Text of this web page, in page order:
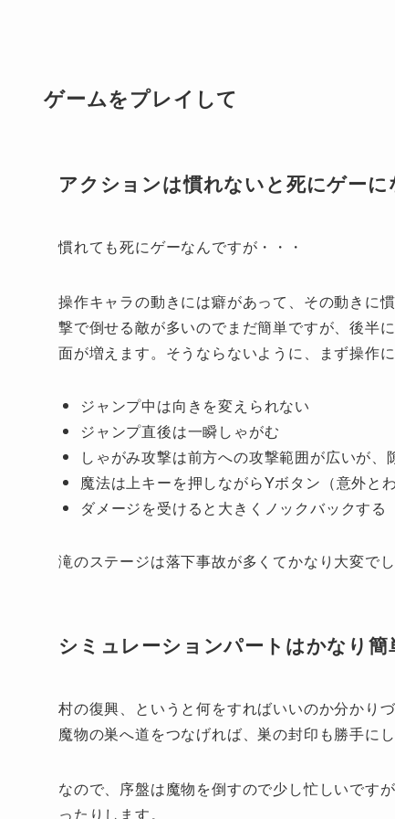
ゲームをプレイして
アクションは慣れないと死にゲーに
慣れても死にゲーなんですが・・・
操作キャラの動きには癖があって、その動きに
撃で倒せる敵が多いのでまだ簡単ですが、後半
面が増えます。そうならないように、まず操作
ジャンプ中は向きを変えられない
ジャンプ直後は一瞬しゃがむ
しゃがみ攻撃は前方への攻撃範囲が広いが、
魔法は上キーを押しながらYボタン（意外と
ダメージを受けると大きくノックバックする
滝のステージは落下事故が多くてかなり大変で
シミュレーションパートはかなり簡
村の復興、というと何をすればいいのか分かり
魔物の巣へ道をつなげれば、巣の封印も勝手にし
なので、序盤は魔物を倒すので少し忙しいです
ったりします。